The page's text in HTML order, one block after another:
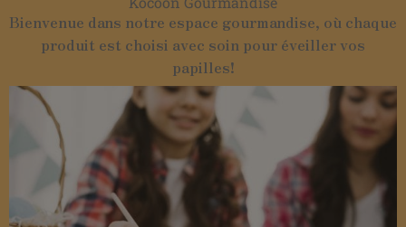
Bienvenue dans notre espace gourmandise, où chaque
produit est choisi avec soin pour éveiller vos
papilles!